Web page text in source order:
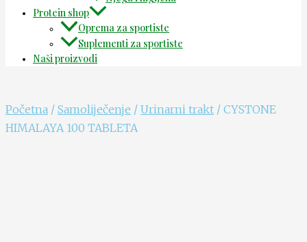
Protein shop
Oprema za sportiste
Suplementi za sportiste
Naši proizvodi
Početna / Samoliječenje / Urinarni trakt / CYSTONE
HIMALAYA 100 TABLETA